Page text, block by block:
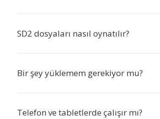
SD2 dosyaları nasıl oynatılır?
Bir şey yüklemem gerekiyor mu?
Telefon ve tabletlerde çalışır mı?